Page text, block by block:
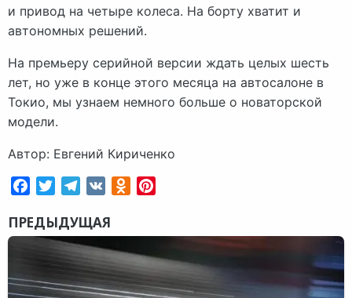
и привод на четыре колеса. На борту хватит и
автономных решений.
На премьеру серийной версии ждать целых шесть
лет, но уже в конце этого месяца на автосалоне в
Токио, мы узнаем немного больше о новаторской
модели.
Автор: Евгений Кириченко
FacebookTwitterTelegram
VK Odnoklassniki
ПРЕДЫДУЩАЯ